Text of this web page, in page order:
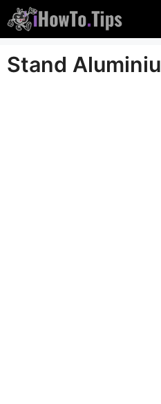
Passer
au
contenu
Stand Aluminiu